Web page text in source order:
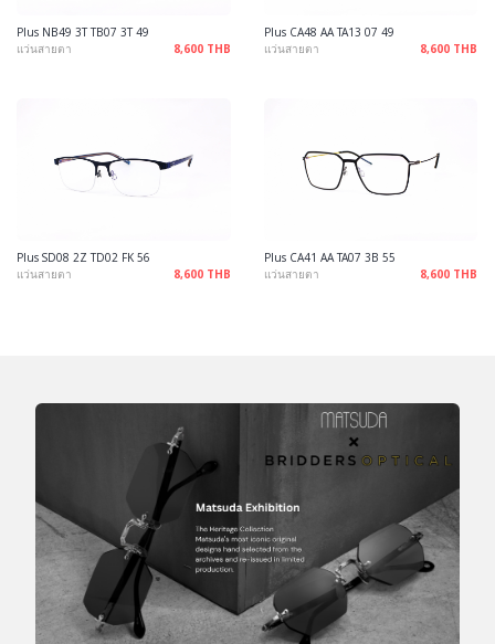
Plus NB49 3T TB07 3T 49
แว่นสายตา
8,600 THB
Plus CA48 AA TA13 07 49
แว่นสายตา
8,600 THB
Plus SD08 2Z TD02 FK 56
แว่นสายตา
8,600 THB
Plus CA41 AA TA07 3B 55
แว่นสายตา
8,600 THB